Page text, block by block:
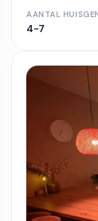
AANTAL
4-7